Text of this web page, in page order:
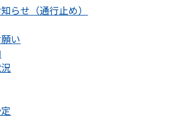
らせ（通行止め）
い